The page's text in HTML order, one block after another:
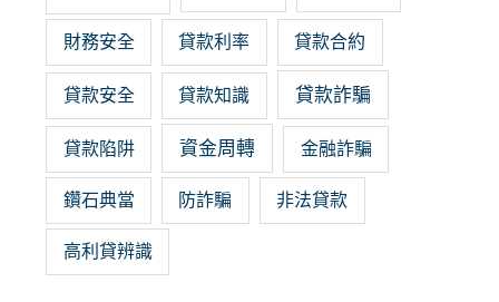
財務安全 貸款利率 貸款合約
貸款安全 貸款知識 貸款詐騙
貸款陷阱 資金周轉 金融詐騙
鑽石典當 防詐騙 非法貸款
高利貸辨識